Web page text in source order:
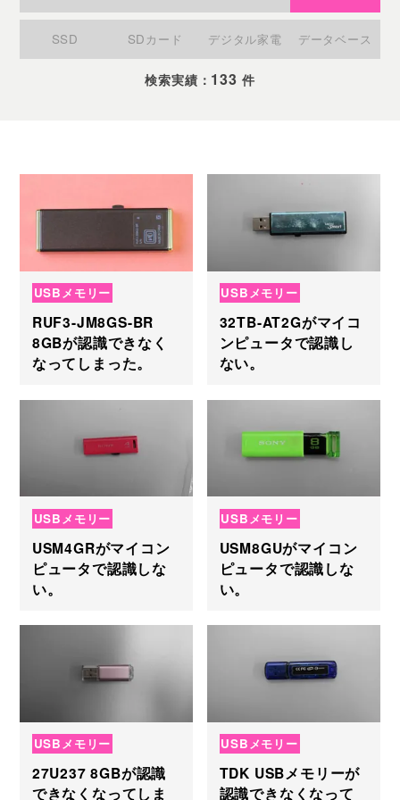
SSD SDカード デジタル家電 データベース
検索実績： 133 件
USBメモリー
RUF3-JM8GS-BR
8GBが認識できなく
なってしまった。
USBメモリー
32TB-AT2Gがマイコ
ンピュータで認識し
ない。
USBメモリー
USM4GRがマイコン
ピュータで認識しな
い。
USBメモリー
USM8GUがマイコン
ピュータで認識しな
い。
USBメモリー
27U237 8GBが認識
できなくなってしま
USBメモリー
TDK USBメモリーが
認識できなくなって